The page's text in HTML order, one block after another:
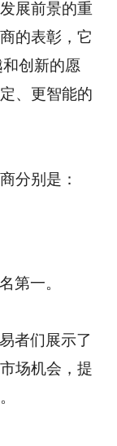
展前景的重
的表彰，它
创新的愿
、更智能的
分别是：
第一。
者们展示了
场机会，提